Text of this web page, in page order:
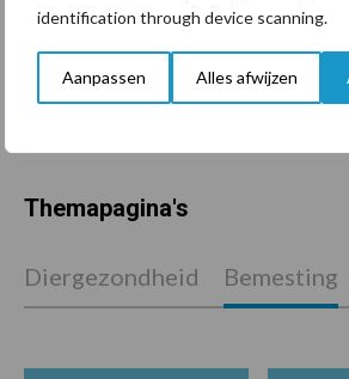
identification through device scanning.
Aanpassen Alles afwijzen
ForFarmers ziet
marktaandeel
krimpende
markt
Themapagina's
Diergezondheid Bemesting